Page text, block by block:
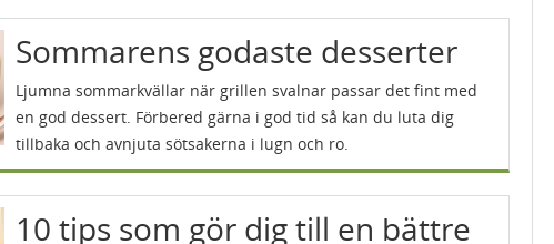
Sommarens godaste desserter
Ljumna sommarkvällar när grillen svalnar passar det fint med
en god dessert. Förbered gärna i god tid så kan du luta dig
tillbaka och avnjuta sötsakerna i lugn och ro.
10 tips som gör dig till en bättre